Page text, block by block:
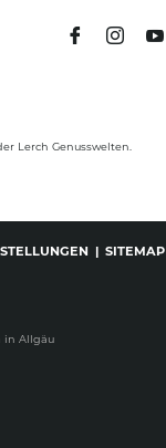
Lerch Genusswelten.
| SITEMAP
in Allgäu